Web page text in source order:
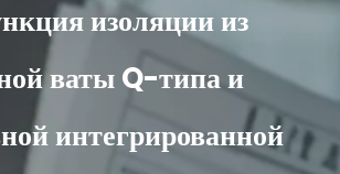
изоляции из
ваты Q-типа и
интегрированной